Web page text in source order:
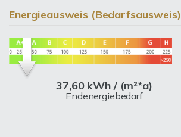
Energieausweis (Bedarfsausweis)
37,60 kWh / (m²*a)
Endenergiebedarf